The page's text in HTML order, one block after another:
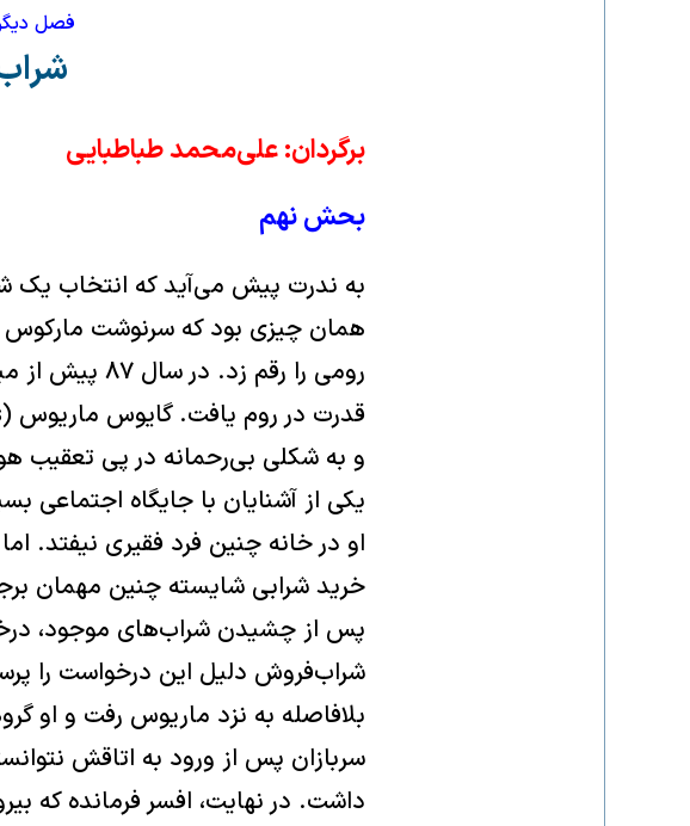
فصل
برگردان: علی‌محمد طباطبایی
بحش نهم
به ندرت پیش می‌آید که انتخاب یک
رومی را رقم
یکی از آشنایان با جایگاه اجتماعی
او در خانه چنین فرد فقیری نیفتد.
خرید شرابی شایسته چنین مهمان
پس از چشیدن شراب‌های موجود،
شراب‌فروش دلیل این درخواست را
بلافاصله به نزد ماریوس رفت و او
سربازان پس از ورود به اتاقش
داشت. در نهایت، افسر فرمانده که